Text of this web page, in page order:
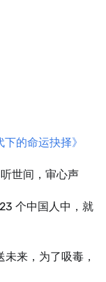
的命运抉择》
世间，审心声
个中国人中，就
来，为了吸毒，